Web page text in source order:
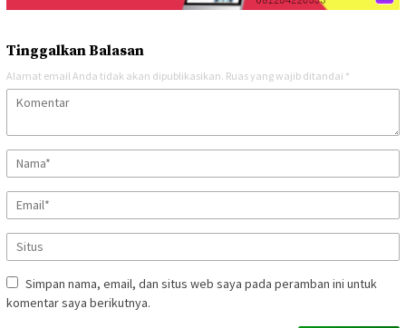
Tinggalkan Balasan
Alamat email Anda tidak akan dipublikasikan. Ruas yang wajib ditandai *
Simpan nama, email, dan situs web saya pada peramban ini untuk
komentar saya berikutnya.